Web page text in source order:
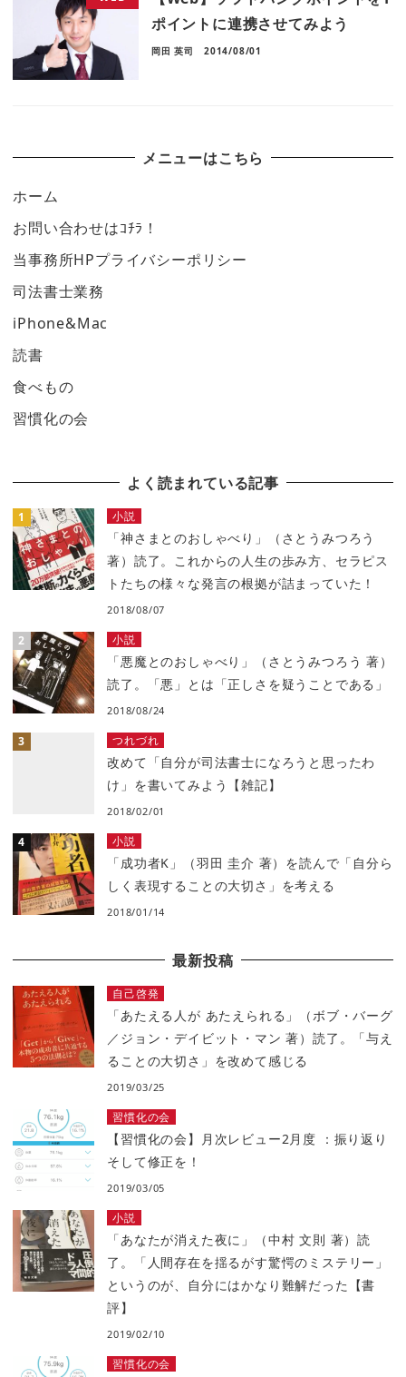
ポイントに連携させてみよう
岡田 英司 2014/08/01
メニューはこちら
ホーム
お問い合わせはｺﾁﾗ！
当事務所HPプライバシーポリシー
司法書士業務
iPhone&Mac
読書
食べもの
習慣化の会
よく読まれている記事
小説
「神さまとのおしゃべり」（さとうみつろう
著）読了。これからの人生の歩み方、セラピス
トたちの様々な発言の根拠が詰まっていた！
2018/08/07
小説
「悪魔とのおしゃべり」（さとうみつろう 著）
読了。「悪」とは「正しさを疑うことである」
2018/08/24
つれづれ
改めて「自分が司法書士になろうと思ったわ
け」を書いてみよう【雑記】
2018/02/01
小説
「成功者K」（羽田 圭介 著）を読んで「自分ら
しく表現することの大切さ」を考える
2018/01/14
最新投稿
自己啓発
「あたえる人が あたえられる」（ボブ・バーグ
／ジョン・デイビット・マン 著）読了。「与え
ることの大切さ」を改めて感じる
2019/03/25
習慣化の会
【習慣化の会】月次レビュー2月度 ：振り返り
そして修正を！
2019/03/05
小説
「あなたが消えた夜に」（中村 文則 著）読
了。「人間存在を揺るがす驚愕のミステリー」
というのが、自分にはかなり難解だった【書
評】
2019/02/10
習慣化の会